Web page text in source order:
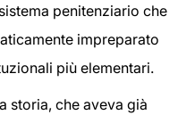
penitenziario che
impreparato
più elementari.
storia, che aveva già